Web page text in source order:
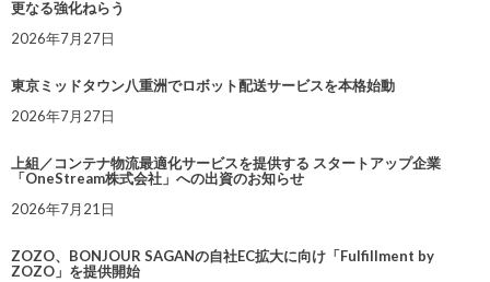
更なる強化ねらう
2026年7月27日
東京ミッドタウン八重洲でロボット配送サービスを本格始動
2026年7月27日
上組／コンテナ物流最適化サービスを提供する スタートアップ企業
「OneStream株式会社」への出資のお知らせ
2026年7月21日
ZOZO、BONJOUR SAGANの自社EC拡大に向け「Fulfillment by
ZOZO」を提供開始